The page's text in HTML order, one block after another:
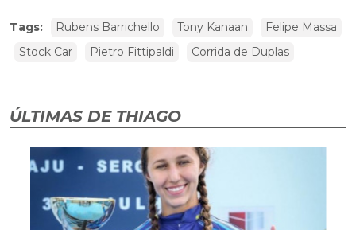
Tags: Rubens Barrichello Tony Kanaan
Felipe Massa
Stock Car
Pietro Fittipaldi Corrida de Duplas
ÚLTIMAS DE THIAGO